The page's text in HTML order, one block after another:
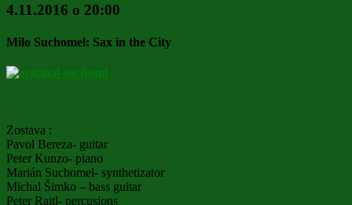
4.11.2016 o 20:00
Milo Suchomel: Sax in the City
Zostava :
Pavol Bereza- guitar
Peter Kunzo- piano
Marián Suchomel- synthetizator
Michal Šimko – bass guitar
Peter Raitl- percusions